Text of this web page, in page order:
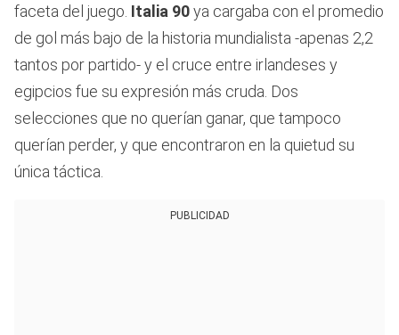
faceta del juego. Italia 90ya cargaba con el promedio
de gol más bajo de la historia mundialista -apenas 2,2
tantos por partido- y el cruce entre irlandeses y
egipcios fue su expresión más cruda. Dos
selecciones que no querían ganar, que tampoco
querían perder, y que encontraron en la quietud su
única táctica.
PUBLICIDAD